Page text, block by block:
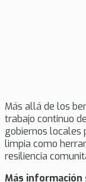
Más allá de los
trabajo continuo
gobiernos locales
limpia como
resiliencia
Más información